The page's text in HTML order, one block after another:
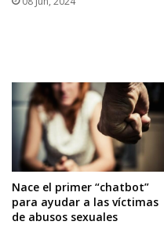
Nace el primer “chatbot”
para ayudar a las víctimas
de abusos sexuales